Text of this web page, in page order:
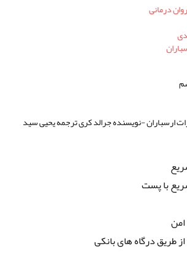
درمانی
انتشارات ارسباران -نویسنده جرالد کری ترجمه یحیی سید
با پست
طریق درگاه های بانکی